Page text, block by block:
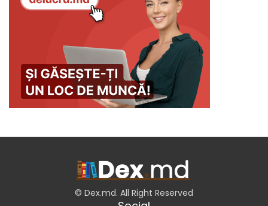
© Dex.md. All Right Reserved